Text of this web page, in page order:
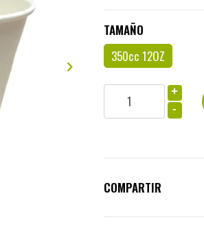
TAMAÑO
350cc 12OZ
+
-
COMPARTIR